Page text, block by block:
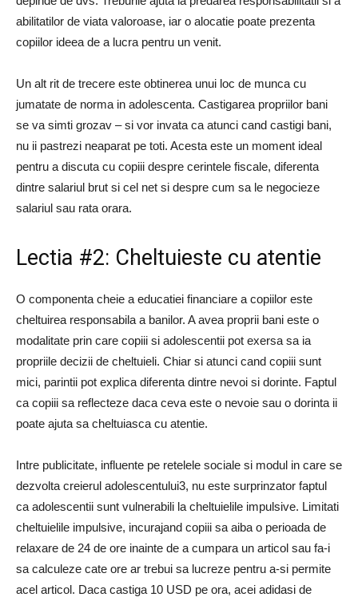
abilitatilor de viata valoroase, iar o alocatie poate prezenta
copiilor ideea de a lucra pentru un venit.
Un alt rit de trecere este obtinerea unui loc de munca cu
jumatate de norma in adolescenta. Castigarea propriilor bani
se va simti grozav – si vor invata ca atunci cand castigi bani,
nu ii pastrezi neaparat pe toti. Acesta este un moment ideal
pentru a discuta cu copiii despre cerintele fiscale, diferenta
dintre salariul brut si cel net si despre cum sa le negocieze
salariul sau rata orara.
Lectia #2: Cheltuieste cu atentie
O componenta cheie a educatiei financiare a copiilor este
cheltuirea responsabila a banilor. A avea proprii bani este o
modalitate prin care copiii si adolescentii pot exersa sa ia
propriile decizii de cheltuieli. Chiar si atunci cand copiii sunt
mici, parintii pot explica diferenta dintre nevoi si dorinte. Faptul
ca copiii sa reflecteze daca ceva este o nevoie sau o dorinta ii
poate ajuta sa cheltuiasca cu atentie.
Intre publicitate, influente pe retelele sociale si modul in care se
dezvolta creierul adolescentului3, nu este surprinzator faptul
ca adolescentii sunt vulnerabili la cheltuielile impulsive. Limitati
cheltuielile impulsive, incurajand copiii sa aiba o perioada de
relaxare de 24 de ore inainte de a cumpara un articol sau fa-i
sa calculeze cate ore ar trebui sa lucreze pentru a-si permite
acel articol. Daca castiga 10 USD pe ora, acei adidasi de